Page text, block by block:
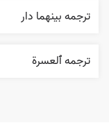
ترجمه بينهما دار
ترجمه ٱلعسرة